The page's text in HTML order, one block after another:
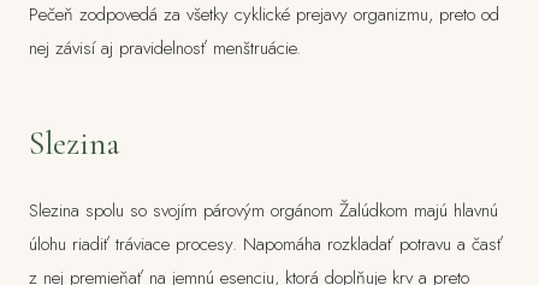
Pečeň zodpovedá za všetky cyklické prejavy organizmu, preto od
nej závisí aj pravidelnosť menštruácie.
Slezina
Slezina spolu so svojím párovým orgánom Žalúdkom majú hlavnú
úlohu riadiť tráviace procesy. Napomáha rozkladať potravu a časť
z nej premieňať na jemnú esenciu, ktorá doplňuje krv a preto